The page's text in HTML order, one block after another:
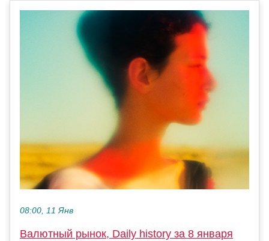
08:00, 11 Янв
Валютный рынок, Daily history за 8 января